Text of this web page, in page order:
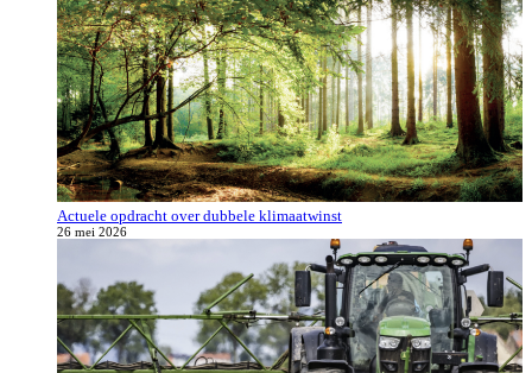
Actuele opdracht over dubbele klimaatwinst
26 mei 2026